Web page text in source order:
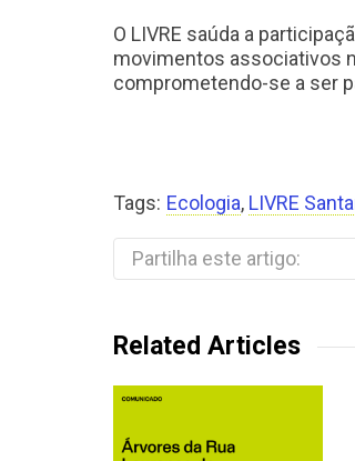
O LIVRE saúda a
movimentos associativos
comprometendo-se a ser
Tags: Ecologia, LIVRE
Partilha este artigo:
Related Articles